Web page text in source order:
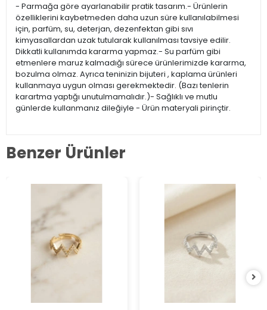
- Parmağa göre ayarlanabilir pratik tasarım.- Ürünlerin
özelliklerini kaybetmeden daha uzun süre kullanılabilmesi
için, parfüm, su, deterjan, dezenfektan gibi sıvı
kimyasallardan uzak tutularak kullanılması tavsiye edilir.
Dikkatli kullanımda kararma yapmaz.- Su parfüm gibi
etmenlere maruz kalmadığı sürece ürünlerimizde kararma,
bozulma olmaz. Ayrıca teninizin bijuteri , kaplama ürünleri
kullanmaya uygun olması gerekmektedir. (Bazı tenlerin
karartma yaptığı unutulmamalıdır.)- Sağlıklı ve mutlu
günlerde kullanmanız dileğiyle - Ürün materyali pirinçtir.
Benzer Ürünler